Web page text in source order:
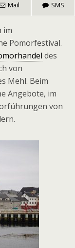
Mail SMS
im
Pomorfestival.
des
von
Mehl. Beim
Angebote, im
von